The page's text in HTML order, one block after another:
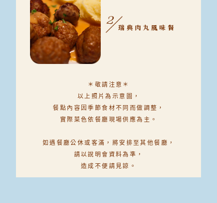
瑞典肉丸風味餐
＊敬請注意＊
以上照片為示意圖，
餐點內容因季節食材不同而做調整，
實際菜色依餐廳現場供應為主。
如遇餐廳公休或客滿， 將安排至其他餐廳，
請以說明會資料為準，
造成不便請見諒。